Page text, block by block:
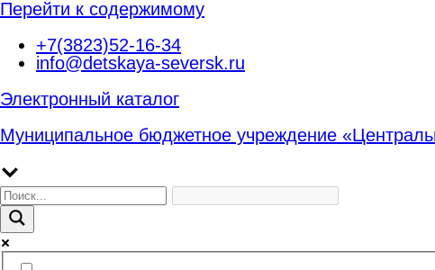
Перейти к содержимому
+7(3823)52-16-34
info@detskaya-seversk.ru
Электронный каталог
Муниципальное бюджетное учреждение